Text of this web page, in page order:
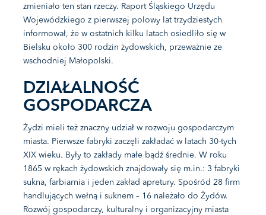
zmieniało ten stan rzeczy. Raport Śląskiego Urzędu
Wojewódzkiego z pierwszej polowy lat trzydziestych
informował, że w ostatnich kilku latach osiedliło się w
Bielsku około 300 rodzin żydowskich, przeważnie ze
wschodniej Małopolski.
DZIAŁALNOŚĆ
GOSPODARCZA
Żydzi mieli też znaczny udział w rozwoju gospodarczym
miasta. Pierwsze fabryki zaczęli zakładać w latach 30-tych
XIX wieku. Były to zakłady małe bądź średnie. W roku
1865 w rękach żydowskich znajdowały się m.in.: 3 fabryki
sukna, farbiarnia i jeden zakład apretury. Spośród 28 firm
handlujących wełną i suknem – 16 należało do Żydów.
Rozwój gospodarczy, kulturalny i organizacyjny miasta